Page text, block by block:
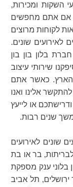
השקות ומכירות,
אם אתם מחפשים
לקוחות מרוצים
לאירועים שונים.
בלון בון בון
שירותי עיצוב
הארץ. כאשר אתם
אלינו ואנו
או לייעץ
שנים רבות.
שונים לאירועים
בר או בת
בלוני ענק מספקת
ירושלים, תל אביב